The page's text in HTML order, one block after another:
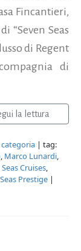
Fincantieri,
“Seven Seas
di Regent
di
la lettura
categoria | tag:
, Marco Lunardi,
Cruises,
Prestige |